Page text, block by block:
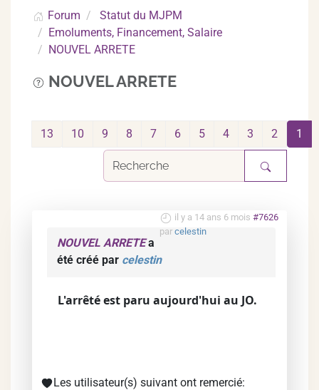
Forum
Statut du MJPM
Emoluments, Financement, Salaire
NOUVEL ARRETE
NOUVEL ARRETE
1
2
3
4
5
6
7
8
9
10
13
il y a 14 ans 6 mois #7626
par celestin
NOUVEL ARRETEa
été créé par celestin
L'arrêté est paru aujourd'hui au JO.
Les utilisateur(s) suivant ont remercié: